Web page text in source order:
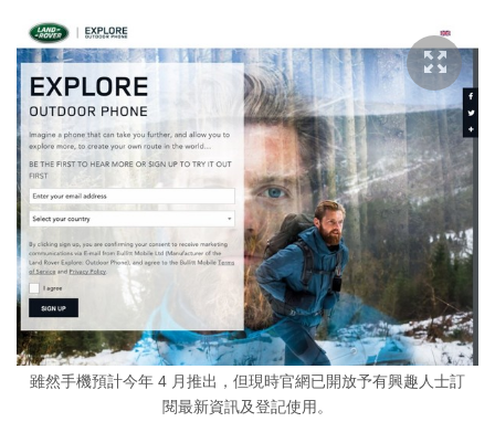
雖然手機預計今年 4 月推出，但現時官網已開放予有興趣人士訂
閱最新資訊及登記使用。